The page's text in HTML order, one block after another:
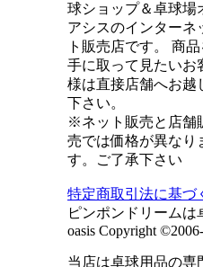
球ショップ＆卓球場
アシスのインターネ
ト販売店です。 商品
手に取って見たいお
様は直接店舗へお越
下さい。
※ネット販売と店舗
売では価格が異なり
す。ご了承下さい
特定商取引法に基づ
ピンポンドリームは
oasis Copyright
当店は卓球用品の専